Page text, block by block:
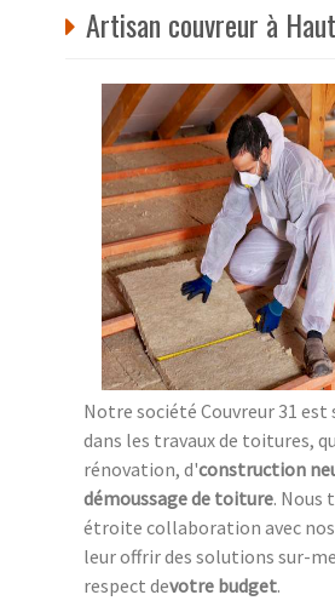
Artisan couvreur à
Notre société Couvreur 31 est
dans les travaux de toitures,
rénovation, d'construction
démoussage de toiture. Nous
étroite collaboration avec
leur offrir des solutions sur-
respect devotre budget.